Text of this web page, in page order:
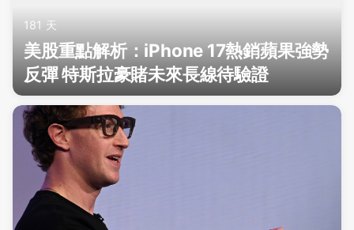
181 天
美股重點解析：iPhone 17熱銷蘋果強勢
反彈 特斯拉豪賭未來長線待驗證